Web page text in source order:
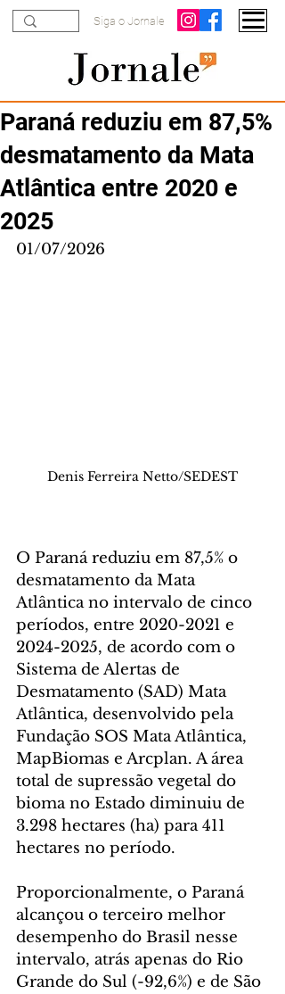
Siga o Jornale
Paraná reduziu em 87,5%
desmatamento da Mata
Atlântica entre 2020 e
2025
01/07/2026
Denis Ferreira Netto/SEDEST
O Paraná reduziu em 87,5% o
desmatamento da Mata
Atlântica no intervalo de cinco
períodos, entre 2020-2021 e
2024-2025, de acordo com o
Sistema de Alertas de
Desmatamento (SAD) Mata
Atlântica, desenvolvido pela
Fundação SOS Mata Atlântica,
MapBiomas e Arcplan. A área
total de supressão vegetal do
bioma no Estado diminuiu de
3.298 hectares (ha) para 411
hectares no período.
Proporcionalmente, o Paraná
alcançou o terceiro melhor
desempenho do Brasil nesse
intervalo, atrás apenas do Rio
Grande do Sul (-92,6%) e de São